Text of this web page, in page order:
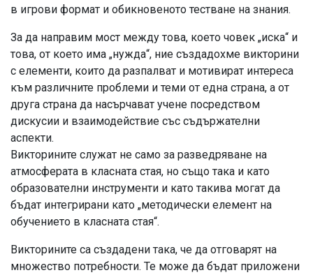
в игрови формат и обикновеното тестване на знания.
За да направим мост между това, което човек „иска“ и
това, от което има „нужда“, ние създадохме викторини
с елементи, които да разпалват и мотивират интереса
към различните проблеми и теми от една страна, а от
друга страна да насърчават учене посредством
дискусии и взаимодействие със съдържателни
аспекти.
Викторините служат не само за разведряване на
атмосферата в класната стая, но също така и като
образователни инструменти и като такива могат да
бъдат интегрирани като „методически елемент на
обучението в класната стая“.
Викторините са създадени така, че да отговарят на
множество потребности. Те може да бъдат приложени